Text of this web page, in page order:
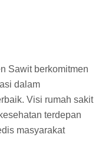
Sawit berkomitmen
dalam
Visi rumah sakit
terdepan
masyarakat